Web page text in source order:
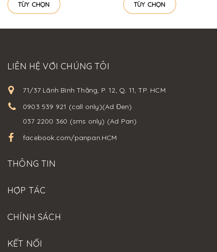
TÙY CHỌN TÙY CHỌN
LIÊN HỆ VỚI CHÚNG TÔI
71/37 Lãnh Bình Thăng, P. 12, Q. 11, TP. HCM
0903 539 921 (call only)(Ad Đen)
037 2200 360 (sms only) (Ad Pan)
facebook.com/panpan.HCM
THÔNG TIN
HỢP TÁC
CHÍNH SÁCH
KẾT NỐI